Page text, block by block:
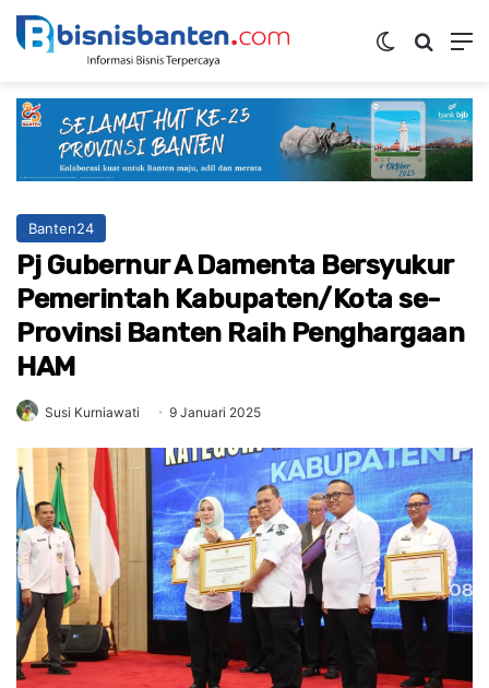
Switch skin
Banten24
Pj Gubernur A Damenta Bersyukur
Pemerintah Kabupaten/Kota se-
Provinsi Banten Raih Penghargaan
HAM
Susi Kurniawati 9 Januari 2025